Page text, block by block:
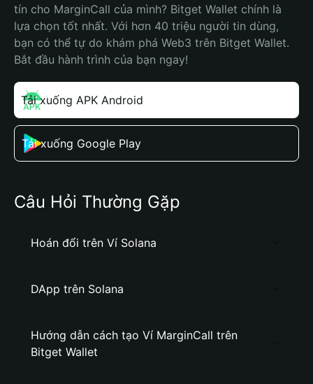
tín cho MarginCall của mình? Bitget Wallet chính là
lựa chọn tốt nhất. Với hơn 40 triệu người tin dùng,
bạn có thể tự do khám phá Web3 trên Bitget Wallet.
Bắt đầu hành trình của bạn ngay!
Tải xuống APK Android
Tải xuống Google Play
Câu Hỏi Thường Gặp
Hoán đổi trên Ví Solana
DApp trên Solana
Hướng dẫn cách tạo Ví MarginCall trên
Bitget Wallet